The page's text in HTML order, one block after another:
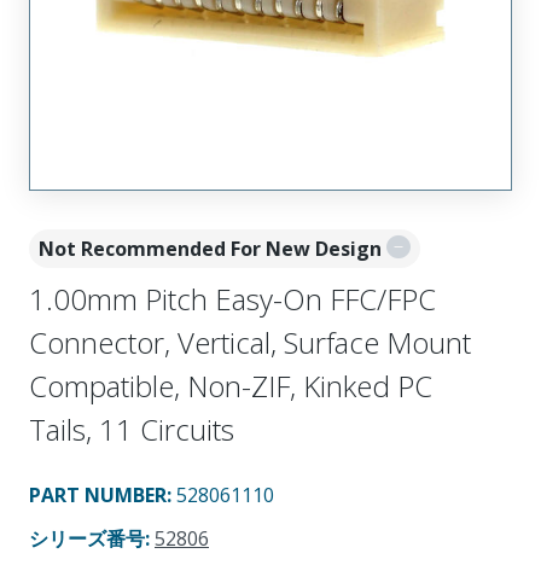
Not Recommended For New Design
1.00mm Pitch Easy-On FFC/FPC
Connector, Vertical, Surface Mount
Compatible, Non-ZIF, Kinked PC
Tails, 11 Circuits
PART NUMBER:528061110
シリーズ番号:52806